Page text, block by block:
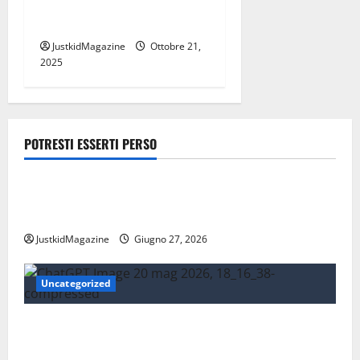
JustkidMagazine
Ottobre 21,
2025
POTRESTI ESSERTI PERSO
Lavoro
JustkidMagazine Giugno 27, 2026
Uncategorized